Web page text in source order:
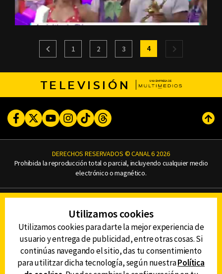
1 2 3 4
TELEVISIÓN
FacebookTwitterYoutubeInstagram
TikTokThreads
DERECHOS RESERVADOS © CANAL 6 2026
Prohibida la reproducción total o parcial, incluyendo cualquier medio
electrónico o magnético.
AVISO DE PRIVACIDAD
DEFENSORÍA DE LAS AUDIENCIAS
Utilizamos cookies
Utilizamos cookies para darte la mejor experiencia de
usuario y entrega de publicidad, entre otras cosas. Si
continúas navegando el sitio, das tu consentimiento
para utilitzar dicha tecnología, según nuestraPolítica